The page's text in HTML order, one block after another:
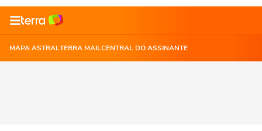
MAPA ASTRALTERRA MAILCENTRAL DO ASSINANTE